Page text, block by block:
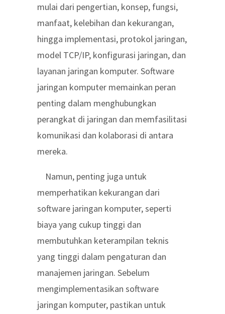
mulai dari pengertian, konsep, fungsi,
manfaat, kelebihan dan kekurangan,
hingga implementasi, protokol jaringan,
model TCP/IP, konfigurasi jaringan, dan
layanan jaringan komputer. Software
jaringan komputer memainkan peran
penting dalam menghubungkan
perangkat di jaringan dan memfasilitasi
komunikasi dan kolaborasi di antara
mereka.
Namun, penting juga untuk
memperhatikan kekurangan dari
software jaringan komputer, seperti
biaya yang cukup tinggi dan
membutuhkan keterampilan teknis
yang tinggi dalam pengaturan dan
manajemen jaringan. Sebelum
mengimplementasikan software
jaringan komputer, pastikan untuk